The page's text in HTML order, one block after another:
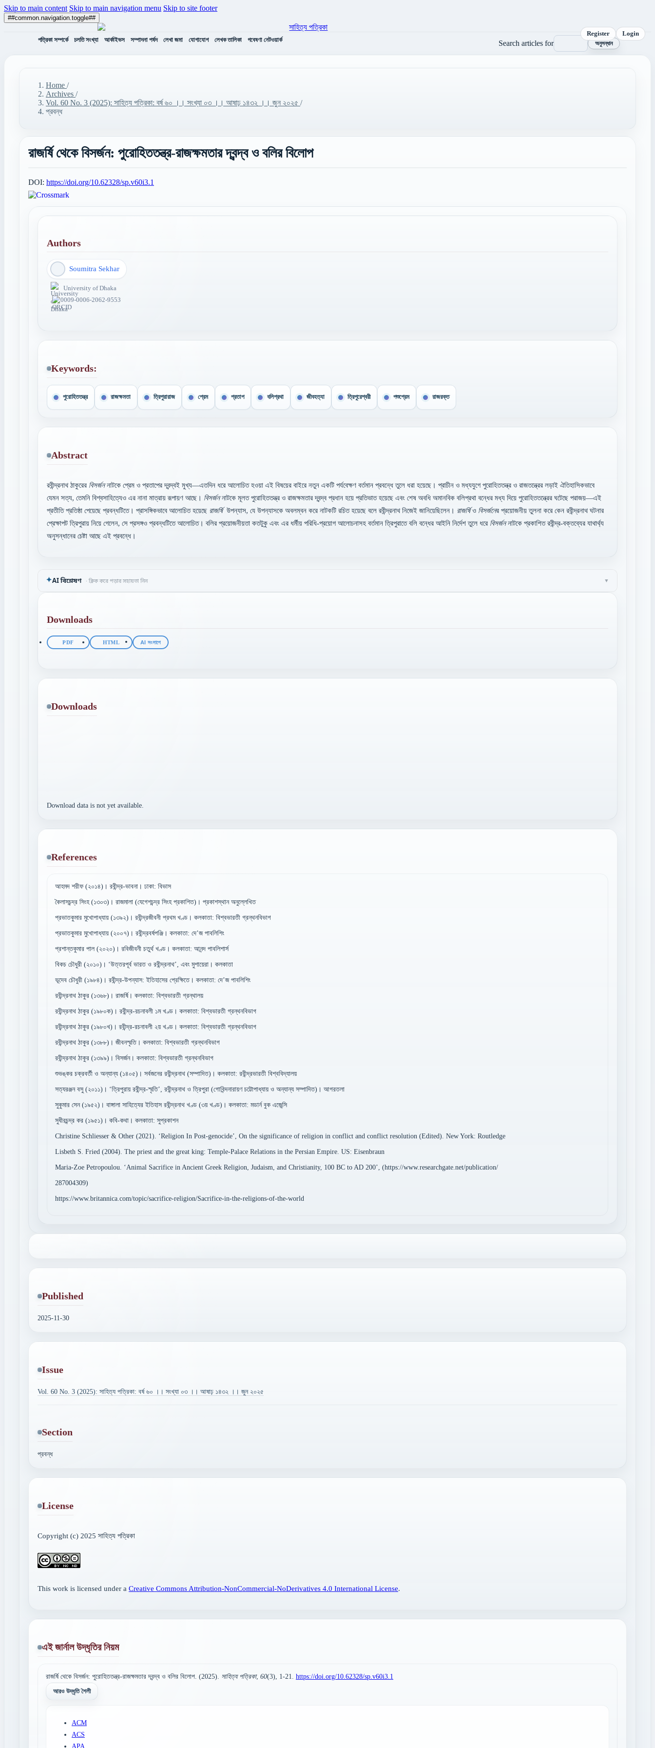
Skip to main content Skip to main navigation menu Skip to site footer
##common.navigation.toggle##
Register Login
পত্রিকা সম্পর্কে চলতি সংখ্যা আর্কাইভস সম্পাদনা পর্ষদ লেখা জমা যোগাযোগ লেখক তালিকা গবেষণা নেটওয়ার্ক Search articles for অনুসন্ধান
Home /
Archives /
Vol. 60 No. 3 (2025): সাহিত্য পত্রিকা: বর্ষ ৬০ ।। সংখ্যা ০৩ ।। আষাঢ় ১৪৩২ ।। জুন ২০২৫ /
প্রবন্ধ
রাজর্ষি থেকে বিসর্জন: পুরোহিততন্ত্র-রাজক্ষমতার দ্বন্দ্ব ও বলির বিলোপ
DOI: https://doi.org/10.62328/sp.v60i3.1
Authors
Soumitra Sekhar
University of Dhaka
0009-0006-2062-9553
Keywords:
পুরোহিততন্ত্র রাজক্ষমতা ত্রিপুরারাজ প্রেম প্রতাপ বলিপ্রথা জীবহত্যা ত্রিপুরেশ্বরী পশুপ্রেম রাজরক্ত
Abstract
রবীন্দ্রনাথ ঠাকুরের বিসর্জননাটকে প্রেম ও প্রতাপের দ্বন্দ্বই মুখ্য—এতদিন ধরে আলোচিত হওয়া এই বিষয়ের বাইরে নতুন একটি পর্যবেক্ষণ বর্তমান প্রবন্ধে তুলে ধরা হয়েছে। প্রাচীন ও মধ্যযুগে পুরোহিততন্ত্র ও রাজতন্ত্রের লড়াই ঐতিহাসিকভাবে
যেমন সত্য, তেমনি বিশ্বসাহিত্যেও এর নানা মাত্রায় রূপায়ণ আছে। বিসর্জননাটকে মূলত পুরোহিততন্ত্র ও রাজক্ষমতার দ্বন্দ্ব প্রধান হয়ে প্রতিভাত হয়েছে এবং শেষ অবধি অমানবিক বলিপ্রথা বন্ধের মধ্য দিয়ে পুরোহিততন্ত্রের ঘটেছে পরাজয়—এই
প্রতীতি প্রতিষ্ঠা পেয়েছে প্রবন্ধটিতে। প্রাসঙ্গিকভাবে আলোচিত হয়েছে রাজর্ষিউপন্যাস, যে উপন্যাসকে অবলম্বন করে নাটকটি রচিত হয়েছে বলে রবীন্দ্রনাথ নিজেই জানিয়েছিলেন। রাজর্ষিও বিসর্জনের প্রয়োজনীয় তুলনা করে কেন রবীন্দ্রনাথ ঘটনার
প্রেক্ষাপট ত্রিপুরায় নিয়ে গেলেন, সে প্রসঙ্গও প্রবন্ধটিতে আলোচিত। বলির প্রয়োজনীয়তা কতটুকু এবং এর ধর্মীয় পরিধি-প্রয়োগ আলোচনাসহ বর্তমান ত্রিপুরাতে বলি বন্ধের আইনি নির্দেশ তুলে ধরে বিসর্জননাটকে প্রকাশিত রবীন্দ্র-বক্তব্যের যাথার্থ্য
অনুসন্ধানের চেষ্টা আছে এই প্রবন্ধে।
✦AI বিশ্লেষণ · ক্লিক করে পড়ার সহায়তা নিন ▼
Downloads
PDF HTML AI সংলাপে
Downloads
Download data is not yet available.
References
আহমদ শরীফ (২০১৪)। রবীন্দ্র-ভাবনা। ঢাকা: বিভাস
কৈলাসচন্দ্র সিংহ (১৩০৩)। রাজমালা (যেগেশচন্দ্র সিংহ প্রকাশিত)। প্রকাশস্থান অনুল্লেখিত
প্রভাতকুমার মুখোপাধ্যায় (১৩৯২)। রবীন্দ্রজীবনী প্রথম খণ্ড। কলকাতা: বিশ্বভারতী গ্রন্থনবিভাগ
প্রভাতকুমার মুখোপাধ্যায় (২০০৭)। রবীন্দ্রবর্ষপঞ্জি। কলকাতা: দে’জ পাবলিশিং
প্রশান্তকুমার পাল (২০২০)। রবিজীবনী চতুর্থ খণ্ড। কলকাতা: আনন্দ পাবলিশার্স
বিকচ চৌধুরী (২০১০)। ‘উত্তরপূর্ব ভারত ও রবীন্দ্রনাথ’, এবং মুশায়েরা। কলকাতা
ভূদেব চৌধুরী (১৯৮৪)। রবীন্দ্র-উপন্যাস: ইতিহাসের প্রেক্ষিতে। কলকাতা: দে’জ পাবলিশিং
রবীন্দ্রনাথ ঠাকুর (১৩৬৮)। রাজর্ষি। কলকাতা: বিশ্বভারতী গ্রন্থালয়
রবীন্দ্রনাথ ঠাকুর (১৯৮০ক)। রবীন্দ্র-রচনাবলী ১ম খণ্ড। কলকাতা: বিশ্বভারতী গ্রন্থনবিভাগ
রবীন্দ্রনাথ ঠাকুর (১৯৮০খ)। রবীন্দ্র-রচনাবলী ২য় খণ্ড। কলকাতা: বিশ্বভারতী গ্রন্থনবিভাগ
রবীন্দ্রনাথ ঠাকুর (১৩৮৮)। জীবনস্মৃতি। কলকাতা: বিশ্বভারতী গ্রন্থনবিভাগ
রবীন্দ্রনাথ ঠাকুর (১৩৯৯)। বিসর্জন। কলকাতা: বিশ্বভারতী গ্রন্থনবিভাগ
শুভঙ্কর চক্রবর্তী ও অন্যান্য (১৪০৫)। সর্বজনের রবীন্দ্রনাথ (সম্পাদিত)। কলকাতা: রবীন্দ্রভারতী বিশ্ববিদ্যালয়
সত্যরঞ্জন বসু (২০১১)। ‘ত্রিপুরায় রবীন্দ্র-স্মৃতি’, রবীন্দ্রনাথ ও ত্রিপুরা (গোবিন্দনারায়ণ চট্টোপাধ্যায় ও অন্যান্য সম্পাদিত)। আগরতলা
সুকুমার সেন (১৯৫২)। বাঙ্গালা সাহিত্যের ইতিহাস রবীন্দ্রনাথ খণ্ড (৩য় খণ্ড)। কলকাতা: মডার্ন বুক এজেন্সি
সুধীরচন্দ্র কর (১৯৫১)। কবি-কথা। কলকাতা: সুপ্রকাশন
Christine Schliesser & Other (2021). ‘Religion In Post-genocide’, On the significance of religion in conflict and conflict resolution (Edited). New York: Routledge
Lisbeth S. Fried (2004). The priest and the great king: Temple-Palace Relations in the Persian Empire. US: Eisenbraun
Maria-Zoe Petropoulou. ‘Animal Sacrifice in Ancient Greek Religion, Judaism, and Christianity, 100 BC to AD 200’, (https://www.researchgate.net/publication/
287004309)
https://www.britannica.com/topic/sacrifice-religion/Sacrifice-in-the-religions-of-the-world
Published
2025-11-30
Issue
Vol. 60 No. 3 (2025): সাহিত্য পত্রিকা: বর্ষ ৬০ ।। সংখ্যা ০৩ ।। আষাঢ় ১৪৩২ ।। জুন ২০২৫
Section
প্রবন্ধ
License
Copyright (c) 2025 সাহিত্য পত্রিকা
This work is licensed under a Creative Commons Attribution-NonCommercial-NoDerivatives 4.0 International License.
এই জার্নাল উদ্ধৃতির নিয়ম
রাজর্ষি থেকে বিসর্জন: পুরোহিততন্ত্র-রাজক্ষমতার দ্বন্দ্ব ও বলির বিলোপ. (2025). সাহিত্য পত্রিকা, 60(3), 1-21. https://doi.org/10.62328/sp.v60i3.1
আরও উদ্ধৃতি শৈলী
ACM
ACS
APA